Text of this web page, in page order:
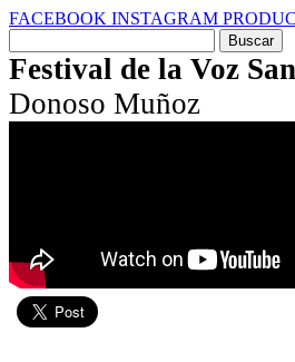
FACEBOOK INSTAGRAM
por:
Festival de la Voz
Donoso Muñoz